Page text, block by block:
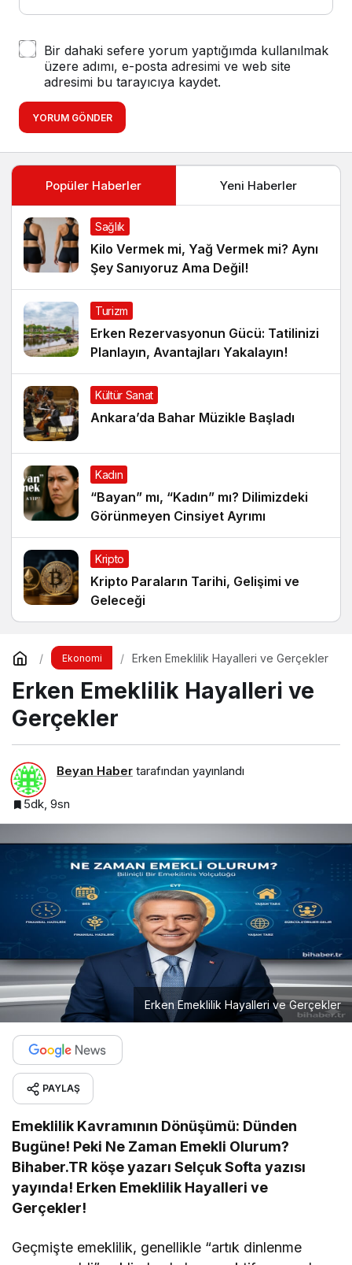
Bir dahaki sefere yorum yaptığımda kullanılmak
üzere adımı, e-posta adresimi ve web site
adresimi bu tarayıcıya kaydet.
YORUM GÖNDER
Popüler Haberler Yeni Haberler
Sağlık
Kilo Vermek mi, Yağ Vermek mi? Aynı
Şey Sanıyoruz Ama Değil!
Turizm
Erken Rezervasyonun Gücü: Tatilinizi
Planlayın, Avantajları Yakalayın!
Kültür Sanat
Ankara’da Bahar Müzikle Başladı
Kadın
“Bayan” mı, “Kadın” mı? Dilimizdeki
Görünmeyen Cinsiyet Ayrımı
Kripto
Kripto Paraların Tarihi, Gelişimi ve
Geleceği
Ekonomi Erken Emeklilik Hayalleri ve Gerçekler
Erken Emeklilik Hayalleri ve
Gerçekler
Beyan Haber tarafından yayınlandı
5dk, 9sn
Erken Emeklilik Hayalleri ve Gerçekler
PAYLAŞ
Emeklilik Kavramının Dönüşümü: Dünden
Bugüne! Peki Ne Zaman Emekli Olurum?
Bihaber.TR köşe yazarı Selçuk Softa yazısı
yayında! Erken Emeklilik Hayalleri ve
Gerçekler!
Geçmişte emeklilik, genellikle “artık dinlenme